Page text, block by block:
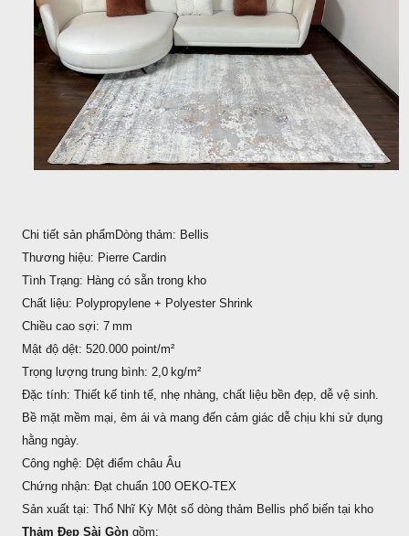
Chi tiết sản phẩmDòng thảm: Bellis
Thương hiệu: Pierre Cardin
Tình Trạng: Hàng có sẵn trong kho
Chất liệu: Polypropylene + Polyester Shrink
Chiều cao sợi: 7 mm
Mật độ dệt: 520.000 point/m²
Trọng lượng trung bình: 2,0 kg/m²
Đặc tính: Thiết kế tinh tế, nhẹ nhàng, chất liệu bền đẹp, dễ vệ sinh.
Bề mặt mềm mại, êm ái và mang đến cảm giác dễ chịu khi sử dụng
hằng ngày.
Công nghệ: Dệt điểm châu Âu
Chứng nhận: Đạt chuẩn 100 OEKO‑TEX
Sản xuất tại: Thổ Nhĩ Kỳ Một số dòng thảm Bellis phổ biến tại kho
Thảm Đẹp Sài Gòn gồm: